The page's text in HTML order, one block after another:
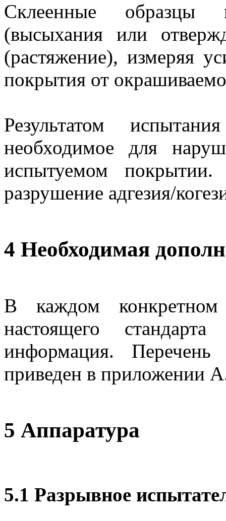
Склеенные
(высыхания или
(растяжение), измеряя
покрытия от
Результатом
необходимое для
испытуемом
разрушение адгезия/
4 Необходимая
В каждом конкретном
настоящего
информация. Перечень
приведен в приложении
5 Аппаратура
5.1 Разрывное